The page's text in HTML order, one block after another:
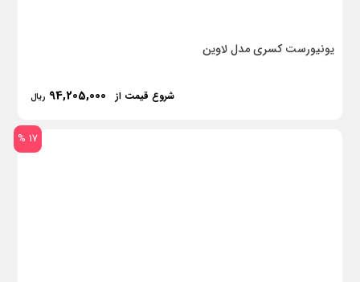
یونیورست کسری مدل لاوین
شروع قیمت از 94,205,000 ریال
17 %